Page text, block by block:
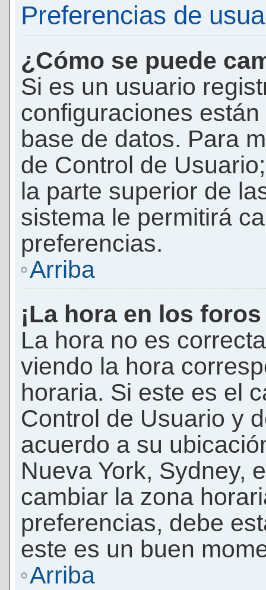
Preferencias de
¿Cómo se puede
Si es un usuario
configuraciones
base de datos. Para
de Control de
la parte superior de
sistema le permitirá
preferencias.
Arriba
¡La hora en los
La hora no es
viendo la hora
horaria. Si este es el
Control de Usuario y
acuerdo a su
Nueva York, Sydney,
cambiar la zona
preferencias, debe
este es un buen
Arriba